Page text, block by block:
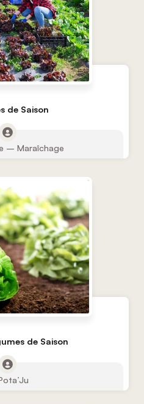
de Saison
– Maraîchage
de Saison